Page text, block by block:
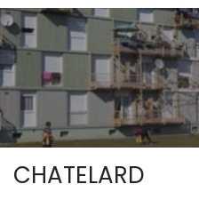
CHATELARD